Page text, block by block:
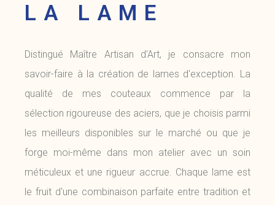
LA LAME
Distingué Maître Artisan d'Art, je consacre mon
savoir-faire à la création de lames d'exception. La
qualité de mes couteaux commence par la
sélection rigoureuse des aciers, que je choisis parmi
les meilleurs disponibles sur le marché ou que je
forge moi-même dans mon atelier avec un soin
méticuleux et une rigueur accrue. Chaque lame est
le fruit d'une combinaison parfaite entre tradition et